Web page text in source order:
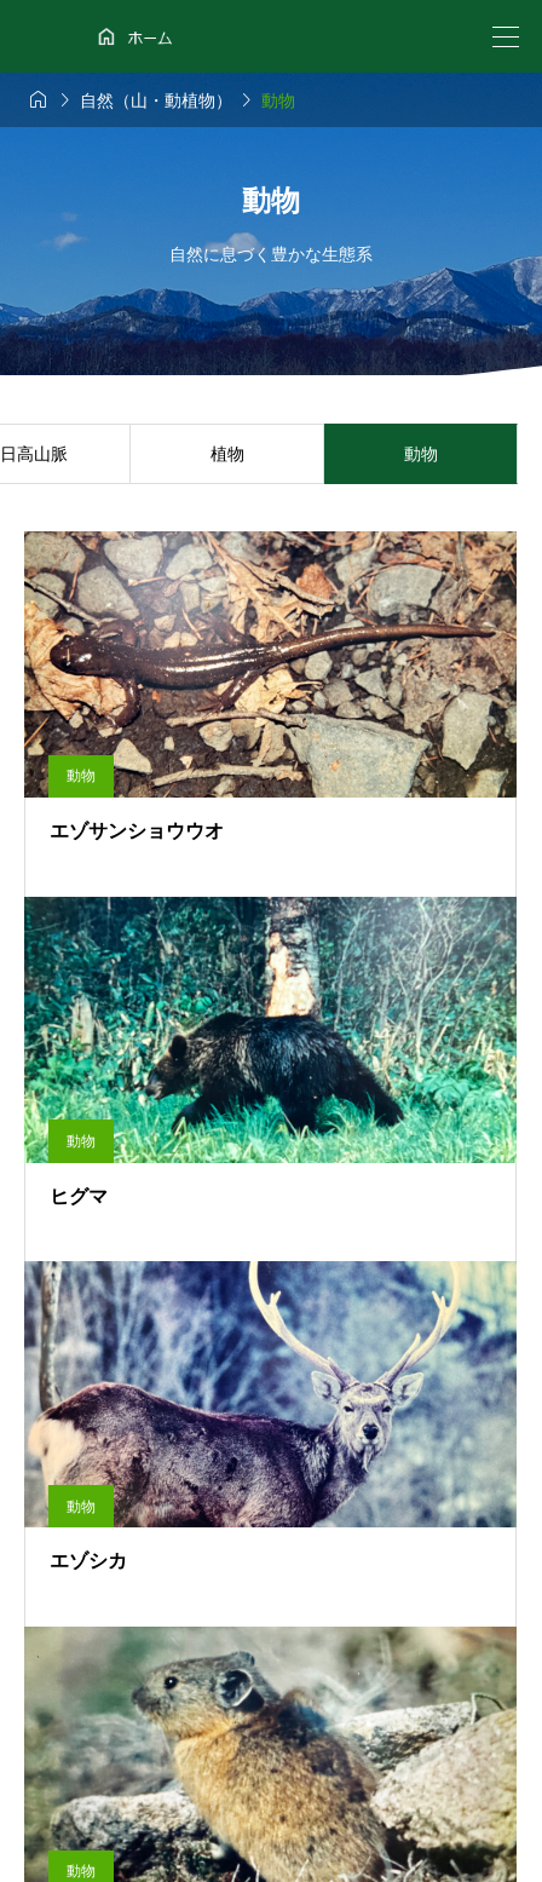
  自然（山・動植物）  動物
動物
自然に息づく豊かな生態系
日高山脈 植物 動物
動物
エゾサンショウウオ
動物
ヒグマ
動物
エゾシカ
動物